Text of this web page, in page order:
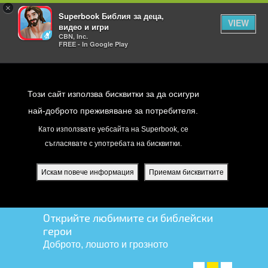
×
Superbook Библия за деца,
видео и игри
CBN, Inc.
FREE - In Google Play
VIEW
Този сайт използва бисквитки за да осигури
най-доброто преживяване за потребителя.
Като използвате уебсайта на Superbook, се
съгласявате с употребата на бисквитки.
Искам повече информация Приемам бисквитките
Открийте любимите си библейски
герои
Доброто, лошото и грозното